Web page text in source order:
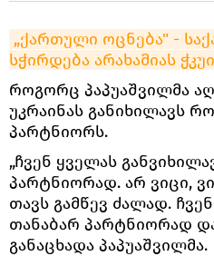
„ქართული ოცნება" -
სჭირდება არახამიას
როგორც პაპუაშვილმა
უკრაინას განიხილავს
პარტნიორს.
„ჩვენ ყველას
პარტნიორად. არ ვიცი,
თავს გამწევ ძალად.
თანაბარ პარტნიორად
განაცხადა პაპუაშვილმა.